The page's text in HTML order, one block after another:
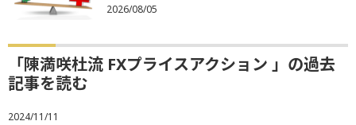
2026/08/05
「陳満咲杜流 FXプライスアクション 」の過去
記事を読む
2024/11/11